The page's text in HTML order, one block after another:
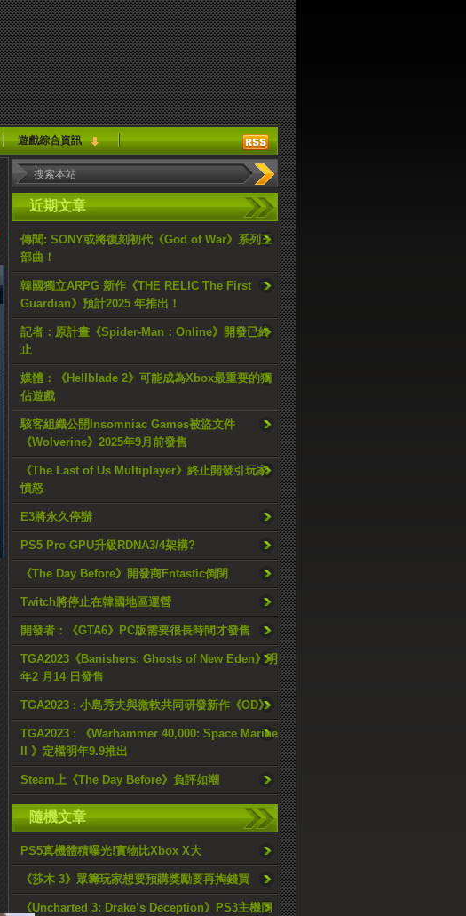
遊戲綜合資訊
近期文章
傳聞: SONY或將復刻初代《God of War》系列三
部曲！
韓國獨立ARPG 新作《THE RELIC The First
Guardian》預計2025 年推出！
記者：原計畫《Spider-Man：Online》開發已終
止
媒體：《Hellblade 2》可能成為Xbox最重要的獨
佔遊戲
駭客組織公開Insomniac Games被盜文件
《Wolverine》2025年9月前發售
《The Last of Us Multiplayer》終止開發引玩家
憤怒
E3將永久停辦
PS5 Pro GPU升級RDNA3/4架構?
《The Day Before》開發商Fntastic倒閉
Twitch將停止在韓國地區運營
開發者：《GTA6》PC版需要很長時間才發售
TGA2023《Banishers: Ghosts of New Eden》明
年2 月14 日發售
TGA2023 : 小島秀夫與微軟共同研發新作《OD》
TGA2023 : 《Warhammer 40,000: Space Marine
II 》定檔明年9.9推出
Steam上《The Day Before》負評如潮
隨機文章
PS5真機體積曝光!實物比Xbox X大
《莎木 3》眾籌玩家想要預購獎勵要再掏錢買
《Uncharted 3: Drake’s Deception》PS3主機同